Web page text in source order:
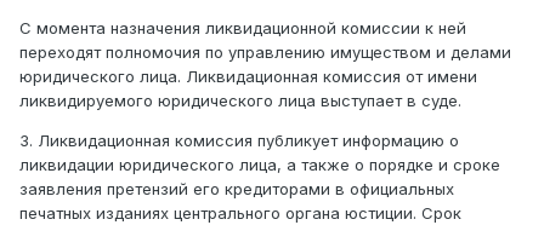
С момента назначения ликвидационной комиссии к ней
переходят полномочия по управлению имуществом и делами
юридического лица. Ликвидационная комиссия от имени
ликвидируемого юридического лица выступает в суде.
3. Ликвидационная комиссия публикует информацию о
ликвидации юридического лица, а также о порядке и сроке
заявления претензий его кредиторами в официальных
печатных изданиях центрального органа юстиции. Срок